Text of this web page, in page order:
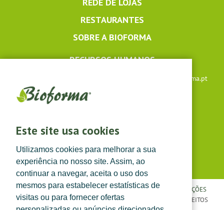
Este site usa cookies
Utilizamos cookies para melhorar a sua
experiência no nosso site. Assim, ao
continuar a navegar, aceita o uso dos
mesmos para estabelecer estatísticas de
visitas ou para fornecer ofertas
RESTAURANTES
SOBRE A BIOFORMA
RECURSOS HUMANOS
lojaonline@bioforma.pt
(dias úteis das 8h30 às 13h e das 14h às 17h30)
POLÍTICA DE PRIVACIDADE|TERMOS E CONDIÇÕES
CONDIÇÕES
GERAIS DE VENDA | ©TOPFARMA, LDA. 2022.
TODOS OS DIREITOS